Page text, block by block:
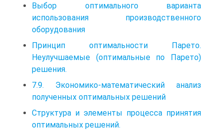
Выбор оптимального варианта
использования производственного
оборудования
Принцип оптимальности Парето.
Неулучшаемые (оптимальные по Парето)
решения.
7.9. Экономико-математический анализ
полученных оптимальных решений
Структура и элементы процесса принятия
оптимальных решений.